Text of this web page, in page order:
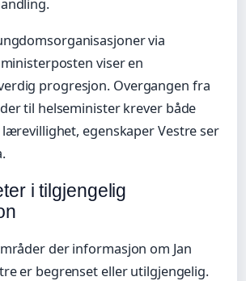
via
viser en
progresjon. Overgangen fra
til helseminister krever både
egenskaper Vestre ser
i tilgjengelig
der informasjon om Jan
er begrenset eller utilgjengelig.